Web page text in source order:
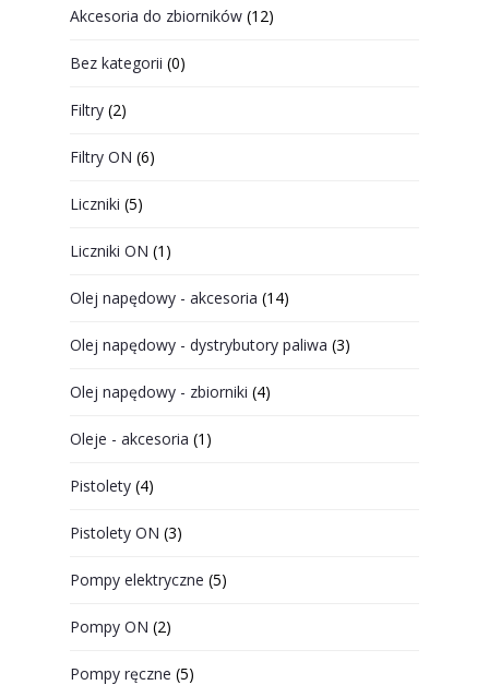
Akcesoria do zbiorników (12)
Bez kategorii (0)
Filtry (2)
Filtry ON (6)
Liczniki (5)
Liczniki ON (1)
Olej napędowy - akcesoria (14)
Olej napędowy - dystrybutory paliwa (3)
Olej napędowy - zbiorniki (4)
Oleje - akcesoria (1)
Pistolety (4)
Pistolety ON (3)
Pompy elektryczne (5)
Pompy ON (2)
Pompy ręczne (5)